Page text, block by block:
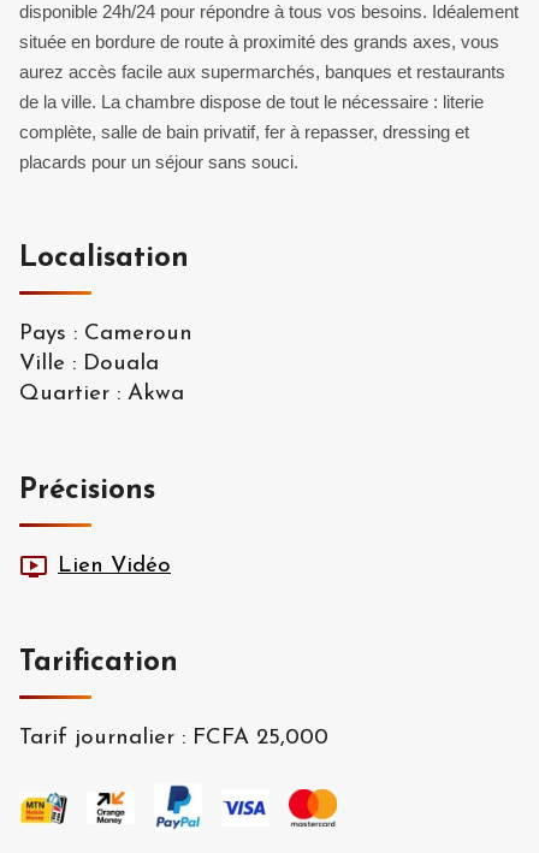
disponible 24h/24 pour répondre à tous vos besoins. Idéalement
située en bordure de route à proximité des grands axes, vous
aurez accès facile aux supermarchés, banques et restaurants
de la ville. La chambre dispose de tout le nécessaire : literie
complète, salle de bain privatif, fer à repasser, dressing et
placards pour un séjour sans souci.
Localisation
Pays : Cameroun
Ville : Douala
Quartier : Akwa
Précisions
Lien Vidéo
Tarification
Tarif journalier : FCFA 25,000